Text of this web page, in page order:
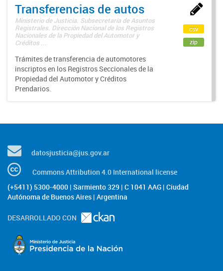
Transferencias de autos
Ministerio de Justicia. Subsecretaría de Asuntos
Registrales. Dirección Nacional de los Registros
Nacionales de la Propiedad del Automotor y
Créditos ...
Trámites de transferencia de automotores
inscriptos en los Registros Seccionales de la
Propiedad del Automotor y Créditos
Prendarios.
csv
zip
datosjusticia@jus.gov.ar
Commons Attribution 4.0 International license
(+5411) 5300-4000 | Sarmiento 329 | C 1041 AAG | Ciudad
Autónoma de Buenos Aires | Argentina
DESARROLLADO CON